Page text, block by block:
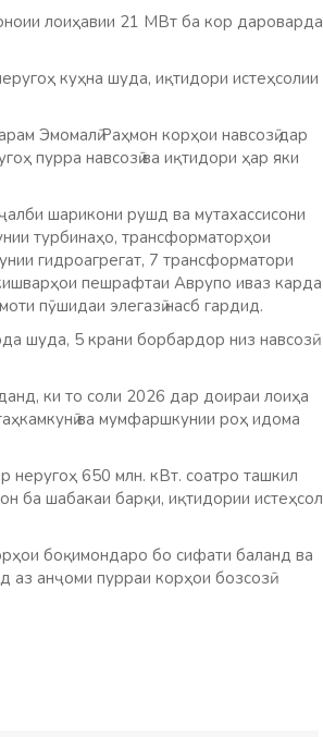
лоиҳавии 21 МВт ба кор дароварда
куҳна шуда, иқтидори истеҳсолии
Эмомалӣ Раҳмон корҳои навсозӣ дар
пурра навсозӣ ва иқтидори ҳар яки
шарикони рушд ва мутахассисони
турбинаҳо, трансформаторҳои
гидроагрегат, 7 трансформатори
пешрафтаи Аврупо иваз карда
пӯшидаи элегазӣ насб гардид.
шуда, 5 крани борбардор низ навсозӣ
ки то соли 2026 дар доираи лоиҳа
ва мумфаршкунии роҳ идома
неругоҳ 650 млн. кВт. соатро ташкил
ба шабакаи барқи, иқтидории истеҳсол
боқимондаро бо сифати баланд ва
анҷоми пурраи корҳои бозсозӣ